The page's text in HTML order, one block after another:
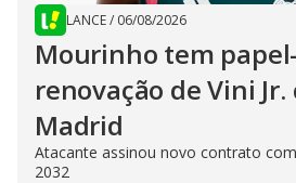
LANCE/ 06/08/2026
Mourinho tem
renovação de Vini Jr.
Madrid
Atacante assinou novo contrato
2032